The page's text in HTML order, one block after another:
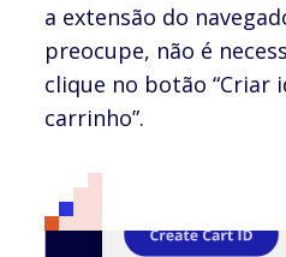
a extensão do
preocupe, não é
clique no botão “Criar
carrinho”.